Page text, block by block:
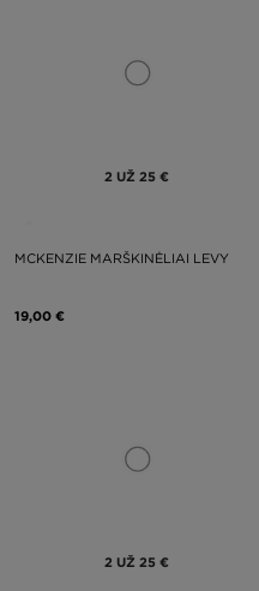
2 UŽ 25 €
MCKENZIE MARŠKINĖLIAI LEVY
19,00 €
2 UŽ 25 €